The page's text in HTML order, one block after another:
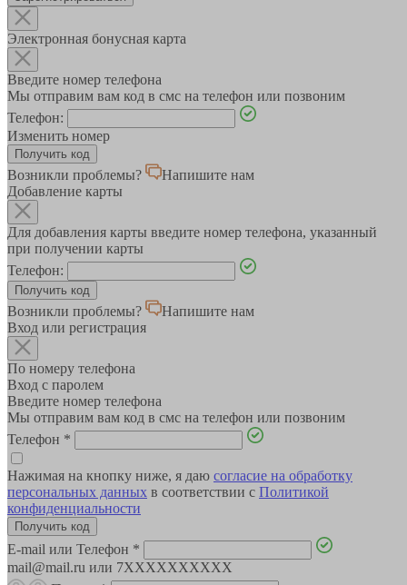
Электронная бонусная карта
Введите номер телефона
Мы отправим вам код в смс на телефон или позвоним
Телефон:
Изменить номер
Возникли проблемы?
Напишите нам
Добавление карты
Для добавления карты введите номер телефона, указанный
при получении карты
Телефон:
Возникли проблемы?
Напишите нам
Вход или регистрация
По номеру телефона
Вход с паролем
Введите номер телефона
Мы отправим вам код в смс на телефон или позвоним
Телефон *
Нажимая на кнопку ниже, я даю согласие на обработку
персональных данных в соответствии с Политикой
конфиденциальности
E-mail или Телефон *
mail@mail.ru или 7XXXXXXXXXX